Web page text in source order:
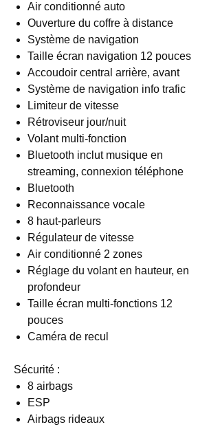
Air conditionné auto
Ouverture du coffre à distance
Système de navigation
Taille écran navigation 12 pouces
Accoudoir central arrière, avant
Système de navigation info trafic
Limiteur de vitesse
Rétroviseur jour/nuit
Volant multi-fonction
Bluetooth inclut musique en
streaming, connexion téléphone
Bluetooth
Reconnaissance vocale
8 haut-parleurs
Régulateur de vitesse
Air conditionné 2 zones
Réglage du volant en hauteur, en
profondeur
Taille écran multi-fonctions 12
pouces
Caméra de recul
Sécurité :
8 airbags
ESP
Airbags rideaux